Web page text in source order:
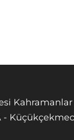
Kahramanlar
-